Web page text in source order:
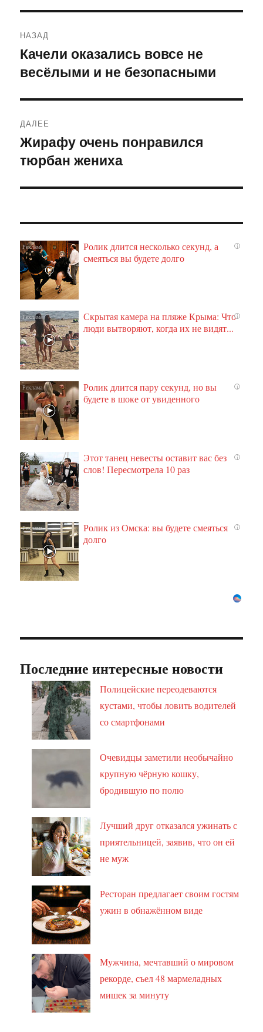
по
записям
НАЗАД
Предыдущая
запись:
Качели оказались вовсе не
весёлыми и не безопасными
ДАЛЕЕ
Следующая
запись:
Жирафу очень понравился
тюрбан жениха
i
Ролик длится несколько секунд, а
смеяться вы будете долго
i
Скрытая камера на пляже Крыма: Что
люди вытворяют, когда их не видят...
i
Ролик длится пару секунд, но вы
будете в шоке от увиденного
i
Этот танец невесты оставит вас без
слов! Пересмотрела 10 раз
i
Ролик из Омска: вы будете смеяться
долго
Последние интересные новости
Полицейские переодеваются
кустами, чтобы ловить водителей
со смартфонами
Очевидцы заметили необычайно
крупную чёрную кошку,
бродившую по полю
Лучший друг отказался ужинать с
приятельницей, заявив, что он ей
не муж
Ресторан предлагает своим гостям
ужин в обнажённом виде
Мужчина, мечтавший о мировом
рекорде, съел 48 мармеладных
мишек за минуту